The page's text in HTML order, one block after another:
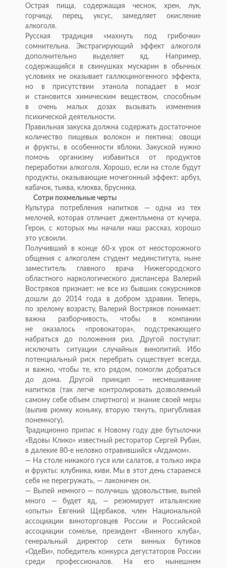
Острая пища, содержащая чеснок, хрен, лук,
горчицу, перец, уксус, замедляет окисление
алкоголя.
Русская традиция «махнуть под грибочки»
сомнительна. Экстрагирующий эффект алкоголя
дополнительно выделяет яд. Например,
содержащийся в
свинушках мускарин в
обычных
условиях не оказывает галлюциногенного эффекта,
но
в присутствии этанола попадает в
мозг
и
становится химическим веществом, способным
в
очень малых дозах вызывать изменения
психической деятельности.
Правильная закуска должна содержать достаточное
количество пищевых волокон и
пектина: овощи
и
фрукты, в особенности яблоки. Закуской нужно
помочь организму избавиться от
продуктов
переработки алкоголя. Хорошо, если на столе будут
продукты, оказывающие мочегонный эффект: арбуз,
кабачок, тыква, клюква, брусника.
Сотри похмельные черты
Культура потребления напитков
—одна из
тех
мелочей, которая отличает джентльмена от кучера.
Герои, с
которых мы
начали наш рассказ, хорошо
это усвоили.
Получивший в
конце 60-хурок от
неосторожного
общения с алкоголем студент мединститута, ныне
заместитель главного врача Нижегородского
областного наркологического диспансера Валерий
Востряков признает: не все из бывших сокурсников
дошли до
2014 года в
добром здравии. Теперь,
по зрелому возрасту, Валерий Востряков понимает:
важна разборчивость, чтобы в
компании
не
оказалось «провокатора», подстрекающего
набраться до
положения риз. Другой постулат:
исключать ситуации случайных винопитий. Ибо
потенциальный риск перебрать существует всегда,
и
важно, чтобы те, кто рядом, помогли добраться
до
дома. Другой принцип — несмешивание
напитков (так легче контролировать дозволяемый
самому себе объем спиртного) и знание своей меры
(выпив рюмку коньяку, вторую тянуть, пригубливая
понемногу).
Традиционно припас к Новому году две бутылочки
« Вдовы Клико» известный ресторатор Сергей Рубан,
в далекие 80-е неловко отравившийся «Агдамом».
— На столе никакого гуся или салатов, а только икра
и фрукты: клубника, киви. Мы в этот день стараемся
себя не перегружать, — лаконичен он.
— Выпей немного — получишь удовольствие, выпей
много
—будет яд, —резюмирует итальянские
«опыты» Евгений Щербаков, член Национальной
ассоциации виноторговцев России и
Российской
ассоциации сомелье, президент « Винного клуба»,
генеральный директор сети винных бутиков
«ОдеВи», победитель конкурса дегустаторов России
среди профессионалов. На
его нынешнем